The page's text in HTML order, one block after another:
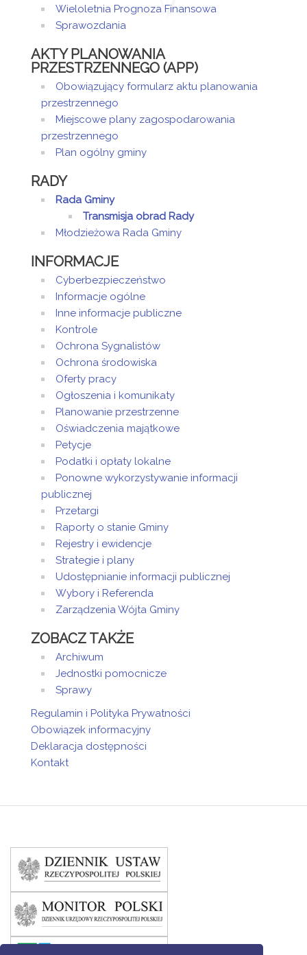
Wieloletnia Prognoza Finansowa
Sprawozdania
AKTY PLANOWANIA
PRZESTRZENNEGO (APP)
Obowiązujący formularz aktu planowania
przestrzennego
Miejscowe plany zagospodarowania
przestrzennego
Plan ogólny gminy
RADY
Rada Gminy
Transmisja obrad Rady
Młodzieżowa Rada Gminy
INFORMACJE
Cyberbezpieczeństwo
Informacje ogólne
Inne informacje publiczne
Kontrole
Ochrona Sygnalistów
Ochrona środowiska
Oferty pracy
Ogłoszenia i komunikaty
Planowanie przestrzenne
Oświadczenia majątkowe
Petycje
Podatki i opłaty lokalne
Ponowne wykorzystywanie informacji
publicznej
Przetargi
Raporty o stanie Gminy
Rejestry i ewidencje
Strategie i plany
Udostępnianie informacji publicznej
Wybory i Referenda
Zarządzenia Wójta Gminy
ZOBACZ TAKŻE
Archiwum
Jednostki pomocnicze
Sprawy
Regulamin i Polityka Prywatności
Obowiązek informacyjny
Deklaracja dostępności
Kontakt